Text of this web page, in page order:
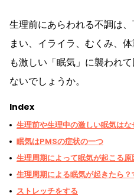
生理前にあらわれる不調は
まい、イライラ、むくみ、
も激しい「眠気」に襲われ
ないでしょうか。
Index
生理前や生理中の激しい眠気はな
眠気はPMSの症状の一つ
生理周期によって眠気が起こる原
生理周期による眠気が起きたら
ストレッチをする